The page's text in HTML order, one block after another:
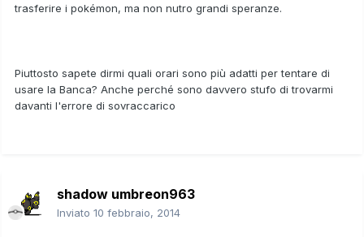
trasferire i pokémon, ma non nutro grandi speranze.
Piuttosto sapete dirmi quali orari sono più adatti per tentare di
usare la Banca? Anche perché sono davvero stufo di trovarmi
davanti l'errore di sovraccarico
shadow umbreon963
Inviato 10 febbraio, 2014